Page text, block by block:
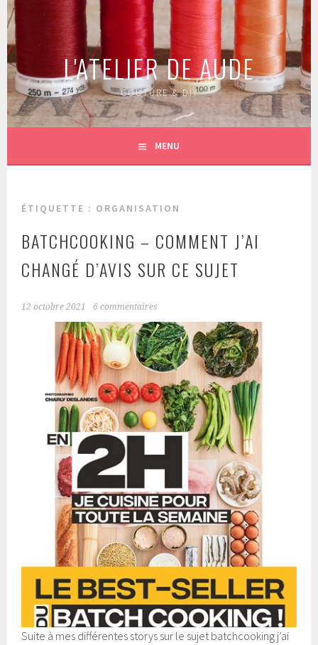
Aller
au
contenu
principal
L'ATELIER DE AUDE
COUTURE & DIY
MENU
ÉTIQUETTE : ORGANISATION
BATCHCOOKING – COMMENT J’AI
CHANGÉ D’AVIS SUR CE SUJET
12 octobre 2021 6 commentaires
Suite à mes différentes storys sur le sujet batchcooking j’ai